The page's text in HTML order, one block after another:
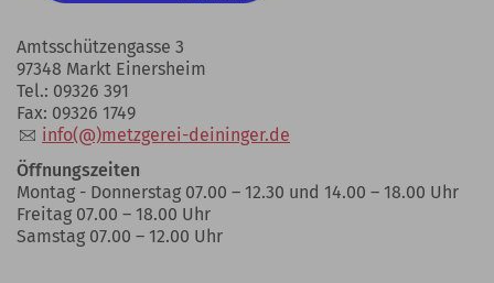
Amtsschützengasse 3
97348 Markt Einersheim
Tel.: 09326 391
Fax: 09326 1749
info(@)metzgerei-deininger.de
Öffnungszeiten
Montag - Donnerstag 07.00 – 12.30 und 14.00 – 18.00 Uhr
Freitag 07.00 – 18.00 Uhr
Samstag 07.00 – 12.00 Uhr